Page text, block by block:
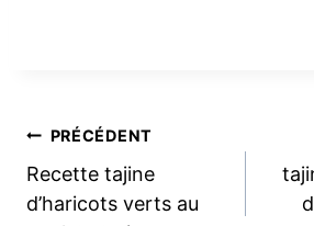
Navigation
de
PRÉCÉDENT
Recette tajine
d’haricots verts au